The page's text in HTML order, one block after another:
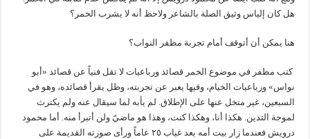
هل كان إلياس وثيق الصلة بالشاعر ولاحظ أنه لا يشرب الخمر؟
هنا يمكن أن أتوقف أمام تجربة مظفر النواب؟
كتب مظفر في موضوع الخمر قصائد ورباعيات لا تقل فنياً عن قصائد «أبو
نواس» ورباعيات الخيام، وفيها يعبر عن تجربته، وظل يقرأ قصائده، وهو في
السبعين، غير متخل عنها على الإطلاق. لم يأبه لما سيقال عنه ولم يكترث
لموجة التدين. هكذا أنا، وهكذا كنت، وهذا هو ماضيّ ولن أتبرأ منه. أما محمود
درويش فعندما زار بيت أمه بعد غياب ٢٥ عاماً ورأى صورته القديمة على